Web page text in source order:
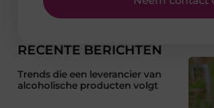
RECENTE BERICHTEN
Trends die een leverancier van
alcoholische producten volgt